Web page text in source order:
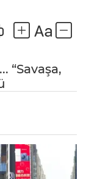
“Savaşa,